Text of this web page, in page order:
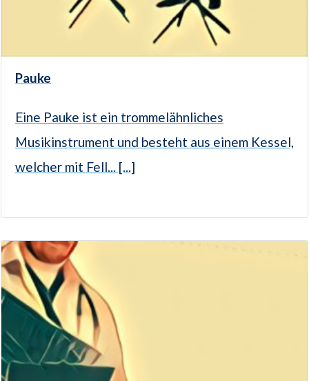
Pauke
Eine Pauke ist ein trommelähnliches
Musikinstrument und besteht aus einem Kessel,
welcher mit Fell... [...]